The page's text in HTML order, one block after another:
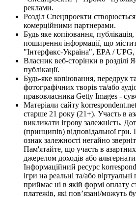
реклами.
Розділ Спецпроекти створюється
комерційними партнерами.
Будь яке копіювання,
поширення інформації, що
"Інтерфакс-Україна", EPA / UPG,
Власник веб-сторінки в розділі
публікації.
Будь-яке копіювання, передрук
фотографічних творів та/або
правовласника Getty Images -
Матеріали сайту
старше 21 року (21+). Участь в
викликати ігрову залежність.
(принципів) відповідальної
ознак залежності негайно
Пам'ятайте, що участь в
джерелом доходів або
Інформаційний ресурс
ігри на реальні та/або
приймає ні в якій формі оплату
платежів, які пов’язані/можуть